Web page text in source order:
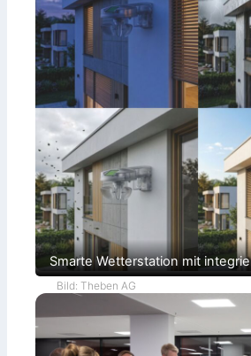
Smarte Wetterstation mit
Bild: Theben AG